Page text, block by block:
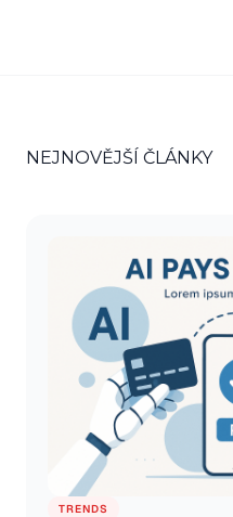
NEJNOVĚJŠÍ ČLÁNKY
TRENDS